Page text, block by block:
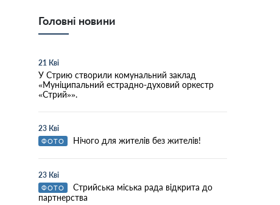
Головні новини
21 Кві
У Стрию створили комунальний заклад
«Муніципальний естрадно-духовий оркестр
«Стрий»».
23 Кві
ФОТО Нічого для жителів без жителів!
23 Кві
ФОТО
Стрийська міська рада відкрита до
партнерства